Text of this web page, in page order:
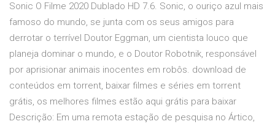
Sonic O Filme 2020 Dublado HD 7.6. Sonic, o ouriço azul mais
famoso do mundo, se junta com os seus amigos para
derrotar o terrível Doutor Eggman, um cientista louco que
planeja dominar o mundo, e o Doutor Robotnik, responsável
por aprisionar animais inocentes em robôs. download de
conteúdos em torrent, baixar filmes e séries em torrent
grátis, os melhores filmes estão aqui grátis para baixar
Descrição: Em uma remota estação de pesquisa no Ártico,